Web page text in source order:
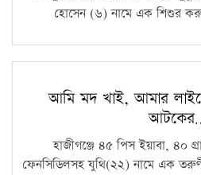
হোসেন (৬) নামে এক শিশুর
আমি মদ খাই, আমার
হাজীগঞ্জে ৪৫ পিস ইয়াবা, ৪০
ফেনসিডিলসহ যুথি(২২) নামে এক